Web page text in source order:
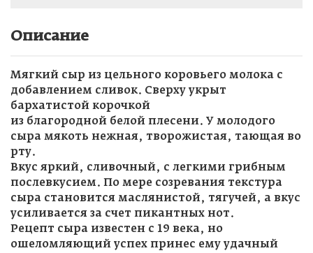
Описание
Мягкий сыр из цельного коровьего молока с
добавлением сливок. Сверху укрыт
бархатистой корочкой
из благородной белой плесени. У молодого
сыра мякоть нежная, творожистая, тающая во
рту.
Вкус яркий, сливочный, с легкими грибным
послевкусием. По мере созревания текстура
сыра становится маслянистой, тягучей, а вкус
усиливается за счет пикантных нот.
Рецепт сыра известен с 19 века, но
ошеломляющий успех принес ему удачный